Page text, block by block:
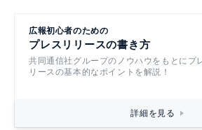
広報初心者のための
プレスリリースの書き方
共同通信社グループのノウハウをもとにプ
リースの基本的なポイントを解説！
詳細を見る